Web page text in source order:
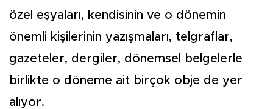
özel eşyaları, kendisinin ve o dönemin
önemli kişilerinin yazışmaları, telgraflar,
gazeteler, dergiler, dönemsel belgelerle
birlikte o döneme ait birçok obje de yer
alıyor.